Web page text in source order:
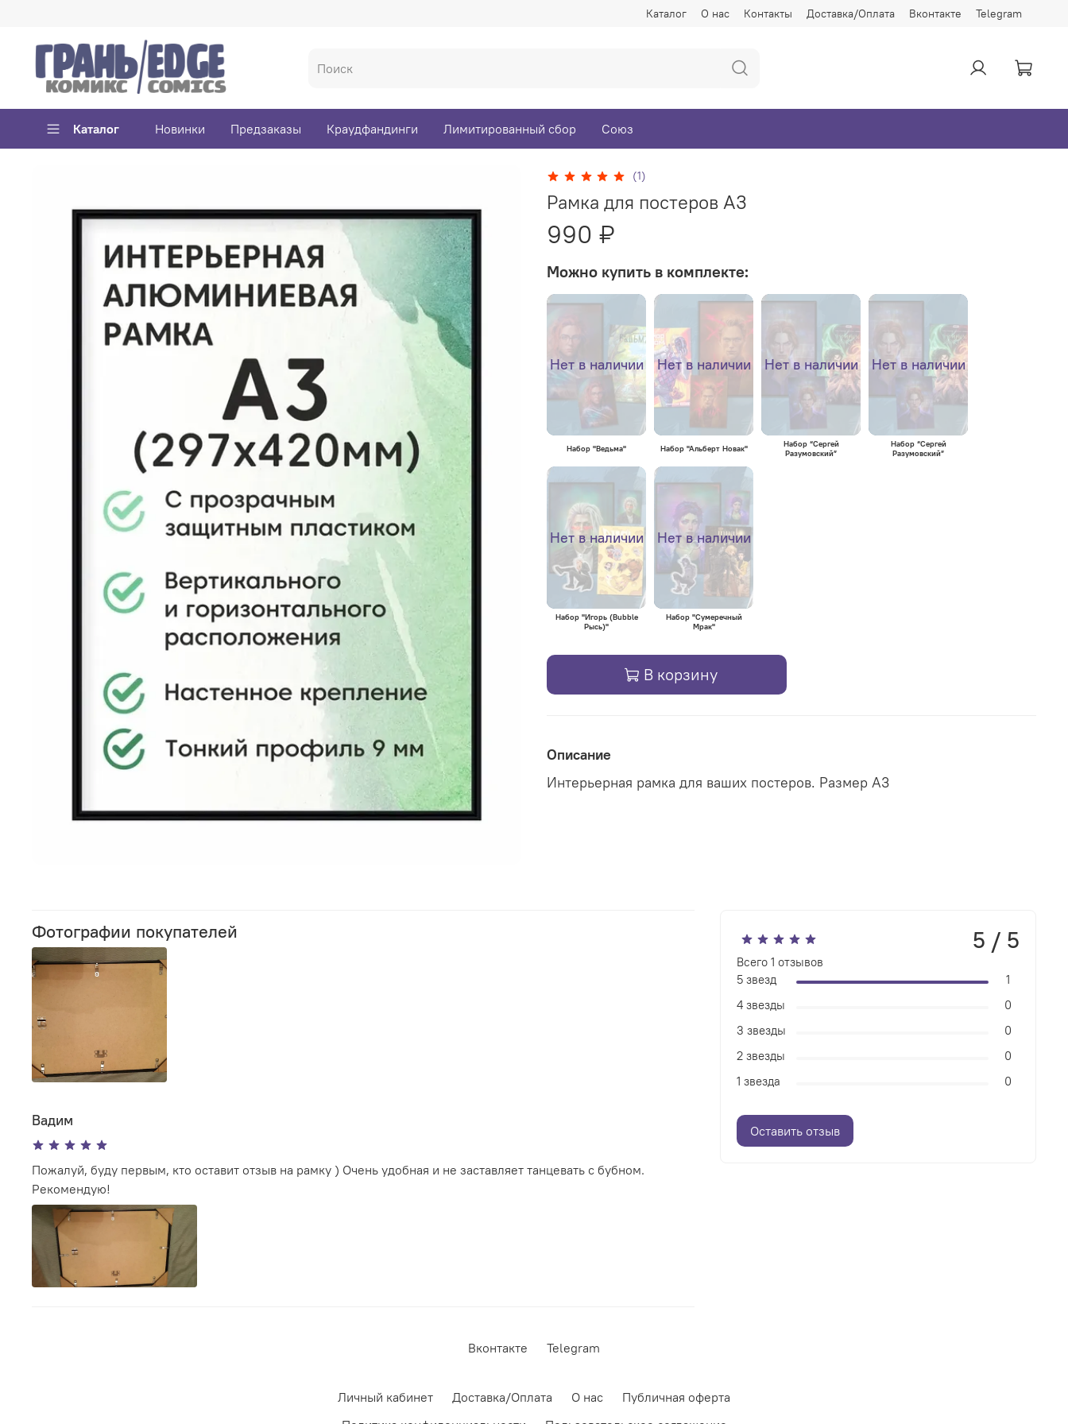
Каталог О нас Контакты Доставка/Оплата Вконтакте Telegram
Каталог Новинки Предзаказы Краудфандинги Лимитированный сбор Союз
(1)
Рамка для постеров А3
990 ₽
Можно купить в комплекте:
Нет в наличии
Набор "Ведьма"
Нет в наличии
Набор "Альберт Новак"
Нет в наличии
Набор “Сергей
Разумовский”
Нет в наличии
Набор “Сергей
Разумовский”
Нет в наличии
Набор "Игорь (Bubble
Рысь)"
Нет в наличии
Набор "Сумеречный
Мрак"
В корзину
Описание
Интерьерная рамка для ваших постеров. Размер А3
Фотографии покупателей
Вадим
Пожалуй, буду первым, кто оставит отзыв на рамку ) Очень удобная и не заставляет танцевать с бубном.
Рекомендую!
5 / 5
Всего1 отзывов
5 звезд
1
4 звезды
0
3 звезды
0
2 звезды
0
1 звезда
0
Оставить отзыв
Вконтакте Telegram
Личный кабинет Доставка/Оплата О нас
Публичная оферта